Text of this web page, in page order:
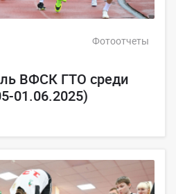
Фотоотчеты
ВФСК ГТО среди
01.06.2025)